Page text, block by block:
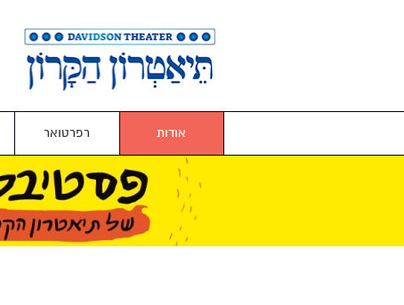
אודות רפרטואר